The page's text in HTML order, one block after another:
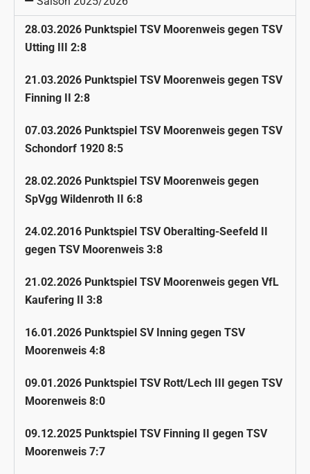
28.03.2026 Punktspiel TSV Moorenweis gegen TSV
Utting III 2:8
21.03.2026 Punktspiel TSV Moorenweis gegen TSV
Finning II 2:8
07.03.2026 Punktspiel TSV Moorenweis gegen TSV
Schondorf 1920 8:5
28.02.2026 Punktspiel TSV Moorenweis gegen
SpVgg Wildenroth II 6:8
24.02.2016 Punktspiel TSV Oberalting-Seefeld II
gegen TSV Moorenweis 3:8
21.02.2026 Punktspiel TSV Moorenweis gegen VfL
Kaufering II 3:8
16.01.2026 Punktspiel SV Inning gegen TSV
Moorenweis 4:8
09.01.2026 Punktspiel TSV Rott/Lech III gegen TSV
Moorenweis 8:0
09.12.2025 Punktspiel TSV Finning II gegen TSV
Moorenweis 7:7